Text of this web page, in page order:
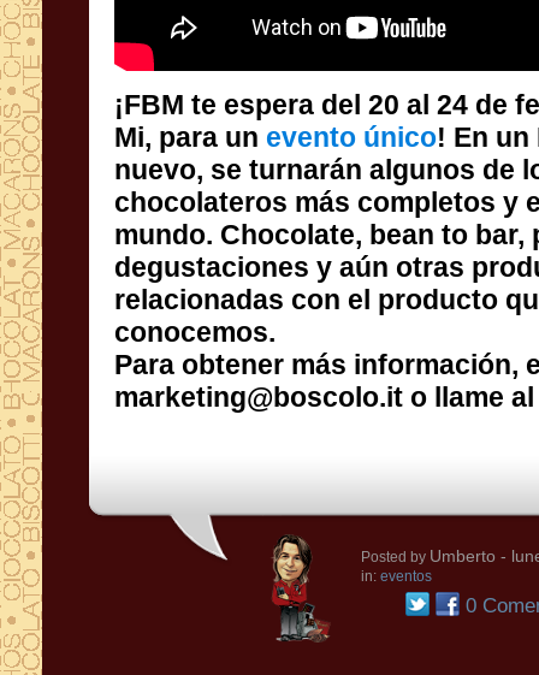
¡FBM te espera del 20 al 24 de
Mi, para un evento único! En
nuevo, se
chocolateros
mundo.
conocemos.
Para obtener más información,
marketing@boscolo.it o llame al
Posted by Umberto -
in: eventos
0